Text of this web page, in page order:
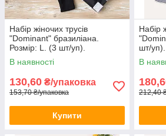
Набір жіночих трусів
"Dominant" бразиліана.
Розмір: L. (3 шт/уп).
Туреччина. (39150-1)
В наявності
130,60 ₴/упаковка
153,70 ₴/упаковка
Купити
Набір
шт/
396)
В
212,40